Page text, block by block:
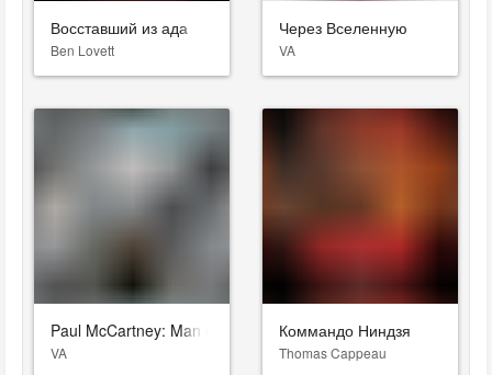
Восставший из ада
Ben Lovett
Через Вселенную
VA
Paul McCartney: Man on the Run
VA
Коммандо Ниндзя
Thomas Cappeau